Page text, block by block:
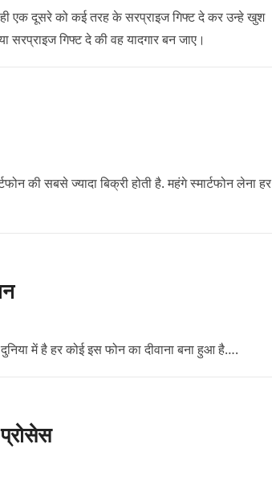
एक दूसरे को कई तरह के सरप्राइज गिफ्ट दे कर उन्हे खुश
गिफ्ट दे की वह यादगार बन जाए।
की सबसे ज्यादा बिक्री होती है. महंगे स्मार्टफोन लेना हर
में है हर कोई इस फोन का दीवाना बना हुआ है….